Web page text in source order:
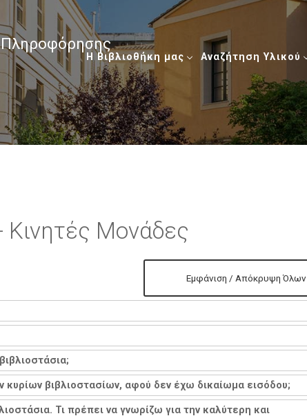
Πληροφόρησης
Η Βιβλιοθήκη μας Αναζήτηση Υλικού
Κινητές Μονάδες
Εμφάνιση / Απόκρυψη Όλων
βιβλιοστασίων, αφού δεν έχω δικαίωμα εισόδου;
Τι πρέπει να γνωρίζω για την καλύτερη και